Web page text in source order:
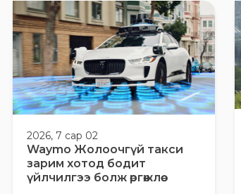
2026, 7 сар 02
Waymo Жолоочгүй такси
зарим хотод бодит
үйлчилгээ болж өргөжлөө